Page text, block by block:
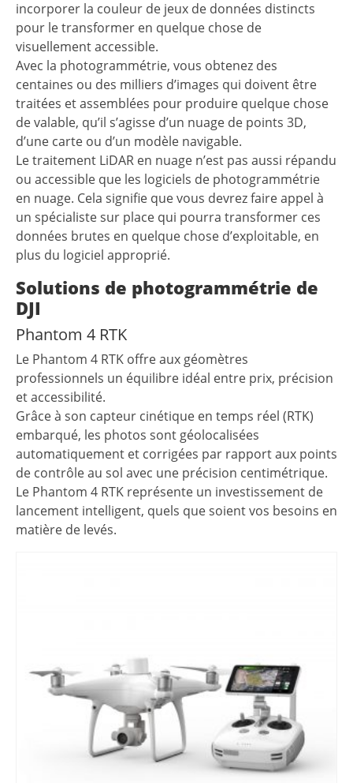
incorporer la couleur de jeux de données distincts
pour le transformer en quelque chose de
visuellement accessible.
Avec la photogrammétrie, vous obtenez des
centaines ou des milliers d’images qui doivent être
traitées et assemblées pour produire quelque chose
de valable, qu’il s’agisse d’un nuage de points 3D,
d’une carte ou d’un modèle navigable.
Le traitement LiDAR en nuage n’est pas aussi répandu
ou accessible que les logiciels de photogrammétrie
en nuage. Cela signifie que vous devrez faire appel à
un spécialiste sur place qui pourra transformer ces
données brutes en quelque chose d’exploitable, en
plus du logiciel approprié.
Solutions de photogrammétrie de
DJI
Phantom 4 RTK
Le Phantom 4 RTK offre aux géomètres
professionnels un équilibre idéal entre prix, précision
et accessibilité.
Grâce à son capteur cinétique en temps réel (RTK)
embarqué, les photos sont géolocalisées
automatiquement et corrigées par rapport aux points
de contrôle au sol avec une précision centimétrique.
Le Phantom 4 RTK représente un investissement de
lancement intelligent, quels que soient vos besoins en
matière de levés.